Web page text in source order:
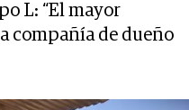
L: “El mayor
compañía de dueño